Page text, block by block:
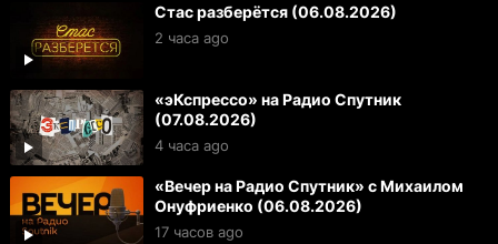
Стас разберётся (06.08.2026)
2 часа ago
«эКспрессо» на Радио Спутник
(07.08.2026)
4 часа ago
«Вечер на Радио Спутник» с Михаилом
Онуфриенко (06.08.2026)
17 часов ago